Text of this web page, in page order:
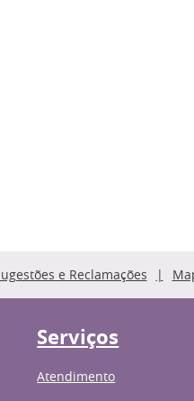
e Reclamações
Serviços
Atendimento